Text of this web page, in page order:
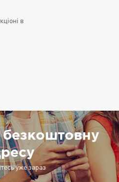
в
уже зараз